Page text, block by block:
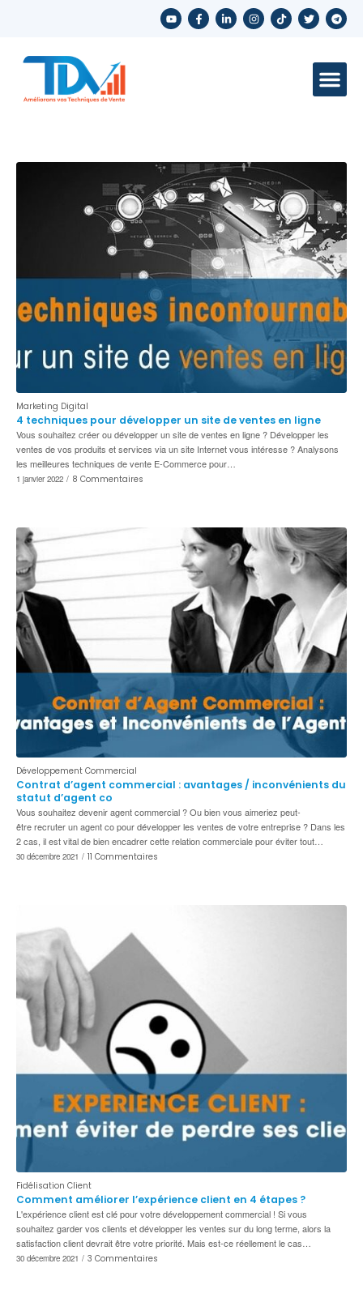
Marketing Digital
4 techniques pour développer un site de ventes en ligne
Vous souhaitez créer ou développer un site de ventes en ligne ? Développer les
ventes de vos produits et services via un site Internet vous intéresse ? Analysons
les meilleures techniques de vente E-Commerce pour…
1 janvier 2022 / 8 Commentaires
Développement Commercial
Contrat d’agent commercial : avantages / inconvénients du
statut d’agent co
Vous souhaitez devenir agent commercial ? Ou bien vous aimeriez peut-
être recruter un agent co pour développer les ventes de votre entreprise ? Dans les
2 cas, il est vital de bien encadrer cette relation commerciale pour éviter tout…
30 décembre 2021 / 11 Commentaires
Fidélisation Client
Comment améliorer l’expérience client en 4 étapes ?
L'expérience client est clé pour votre développement commercial ! Si vous
souhaitez garder vos clients et développer les ventes sur du long terme, alors la
satisfaction client devrait être votre priorité. Mais est-ce réellement le cas…
30 décembre 2021 / 3 Commentaires